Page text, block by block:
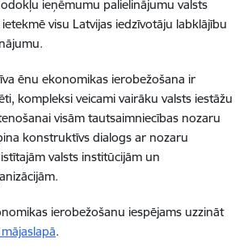
ieņēmumu palielinājumu valsts
visu Latvijas iedzīvotāju labklājību
ēnu ekonomikas ierobežošana ir
kompleksi veicami vairāku valsts iestāžu
visām tautsaimniecības nozaru
konstruktīvs dialogs ar nozaru
valsts institūcijām un
ierobežošanu iespējams uzzināt
.